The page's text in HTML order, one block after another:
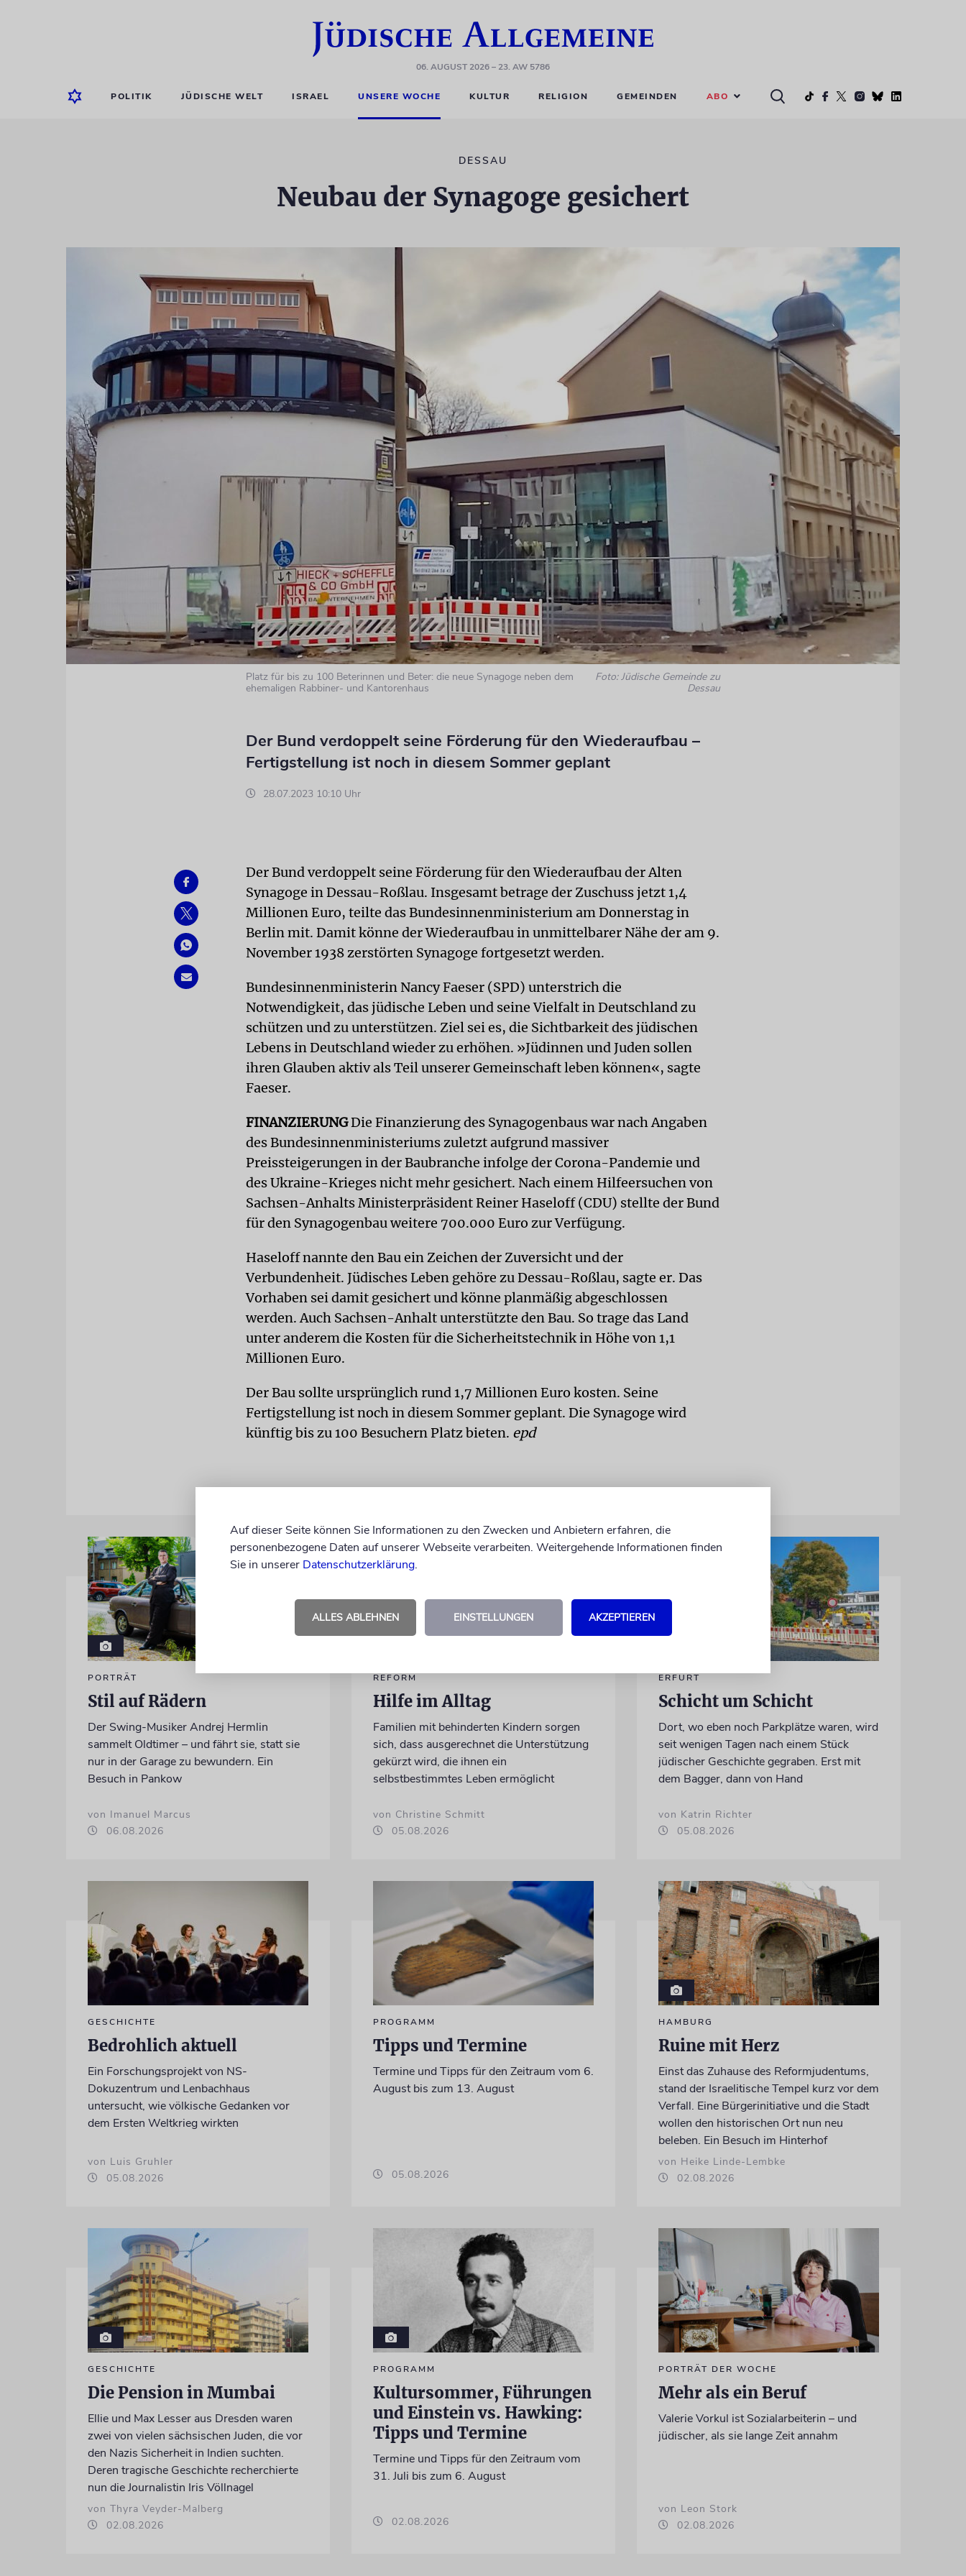
06. AUGUST 2026– 23. AW 5786
POLITIK JÜDISCHE WELT ISRAEL UNSERE WOCHE KULTUR RELIGION GEMEINDEN ABO
DESSAU
Neubau der Synagoge gesichert
Platz für bis zu 100 Beterinnen und Beter: die neue Synagoge neben dem
ehemaligen Rabbiner- und Kantorenhaus
Foto: Jüdische Gemeinde zu
Dessau
Der Bund verdoppelt seine Förderung für den Wiederaufbau –
Fertigstellung ist noch in diesem Sommer geplant
28.07.2023 10:10 Uhr
Der Bund verdoppelt seine Förderung für den Wiederaufbau der Alten
Synagoge in Dessau-Roßlau. Insgesamt betrage der Zuschuss jetzt 1,4
Millionen Euro, teilte das Bundesinnenministerium am Donnerstag in
Berlin mit. Damit könne der Wiederaufbau in unmittelbarer Nähe der am 9.
November 1938 zerstörten Synagoge fortgesetzt werden.
Bundesinnenministerin Nancy Faeser (SPD) unterstrich die
Notwendigkeit, das jüdische Leben und seine Vielfalt in Deutschland zu
schützen und zu unterstützen. Ziel sei es, die Sichtbarkeit des jüdischen
Lebens in Deutschland wieder zu erhöhen. »Jüdinnen und Juden sollen
ihren Glauben aktiv als Teil unserer Gemeinschaft leben können«, sagte
Faeser.
FINANZIERUNGDie Finanzierung des Synagogenbaus war nach Angaben
des Bundesinnenministeriums zuletzt aufgrund massiver
Preissteigerungen in der Baubranche infolge der Corona-Pandemie und
des Ukraine-Krieges nicht mehr gesichert. Nach einem Hilfeersuchen von
Sachsen-Anhalts Ministerpräsident Reiner Haseloff (CDU) stellte der Bund
für den Synagogenbau weitere 700.000 Euro zur Verfügung.
Haseloff nannte den Bau ein Zeichen der Zuversicht und der
Verbundenheit. Jüdisches Leben gehöre zu Dessau-Roßlau, sagte er. Das
Vorhaben sei damit gesichert und könne planmäßig abgeschlossen
werden. Auch Sachsen-Anhalt unterstützte den Bau. So trage das Land
unter anderem die Kosten für die Sicherheitstechnik in Höhe von 1,1
Millionen Euro.
Der Bau sollte ursprünglich rund 1,7 Millionen Euro kosten. Seine
Fertigstellung ist noch in diesem Sommer geplant. Die Synagoge wird
künftig bis zu 100 Besuchern Platz bieten. epd
PORTRÄT
Stil auf Rädern
Der Swing-Musiker Andrej Hermlin
sammelt Oldtimer – und fährt sie, statt sie
nur in der Garage zu bewundern. Ein
Besuch in Pankow
von Imanuel Marcus
06.08.2026
REFORM
Hilfe im Alltag
Familien mit behinderten Kindern sorgen
sich, dass ausgerechnet die Unterstützung
gekürzt wird, die ihnen ein
selbstbestimmtes Leben ermöglicht
von Christine Schmitt
05.08.2026
ERFURT
Schicht um Schicht
Dort, wo eben noch Parkplätze waren, wird
seit wenigen Tagen nach einem Stück
jüdischer Geschichte gegraben. Erst mit
dem Bagger, dann von Hand
von Katrin Richter
05.08.2026
GESCHICHTE
Bedrohlich aktuell
Ein Forschungsprojekt von NS-
Dokuzentrum und Lenbachhaus
untersucht, wie völkische Gedanken vor
dem Ersten Weltkrieg wirkten
von Luis Gruhler
05.08.2026
PROGRAMM
Tipps und Termine
Termine und Tipps für den Zeitraum vom 6.
August bis zum 13. August
05.08.2026
HAMBURG
Ruine mit Herz
Einst das Zuhause des Reformjudentums,
stand der Israelitische Tempel kurz vor dem
Verfall. Eine Bürgerinitiative und die Stadt
wollen den historischen Ort nun neu
beleben. Ein Besuch im Hinterhof
von Heike Linde-Lembke
02.08.2026
GESCHICHTE
Die Pension in Mumbai
Ellie und Max Lesser aus Dresden waren
zwei von vielen sächsischen Juden, die vor
den Nazis Sicherheit in Indien suchten.
Deren tragische Geschichte recherchierte
nun die Journalistin Iris Völlnagel
von Thyra Veyder-Malberg
02.08.2026
PROGRAMM
Kultursommer, Führungen
und Einstein vs. Hawking:
Tipps und Termine
Termine und Tipps für den Zeitraum vom
31. Juli bis zum 6. August
02.08.2026
PORTRÄT DER WOCHE
Mehr als ein Beruf
Valerie Vorkul ist Sozialarbeiterin – und
jüdischer, als sie lange Zeit annahm
von Leon Stork
02.08.2026
Auf dieser Seite können Sie Informationen zu den Zwecken und Anbietern erfahren, die
personenbezogene Daten auf unserer Webseite verarbeiten. Weitergehende Informationen finden
Sie in unserer Datenschutzerklärung.
ALLES ABLEHNEN EINSTELLUNGEN AKZEPTIEREN